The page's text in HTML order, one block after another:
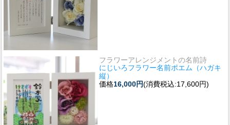
フラワーアレンジメントの名前詩
にじいろフラワー名前ポエム（ハガキ
縦）
価格16,000円(消費税込:17,600円)